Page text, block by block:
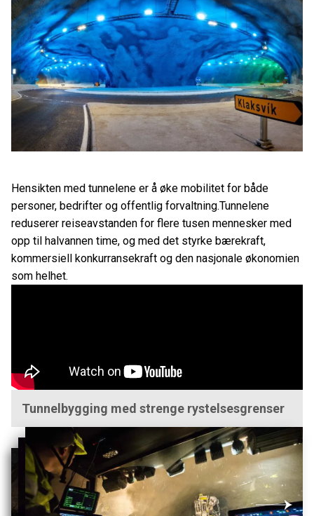
Hensikten med tunnelene er å øke mobilitet for både
personer, bedrifter og offentlig forvaltning.Tunnelene
reduserer reiseavstanden for flere tusen mennesker med
opp til halvannen time, og med det styrke bærekraft,
kommersiell konkurransekraft og den nasjonale økonomien
som helhet.
Tunnelbygging med strenge rystelsesgrenser